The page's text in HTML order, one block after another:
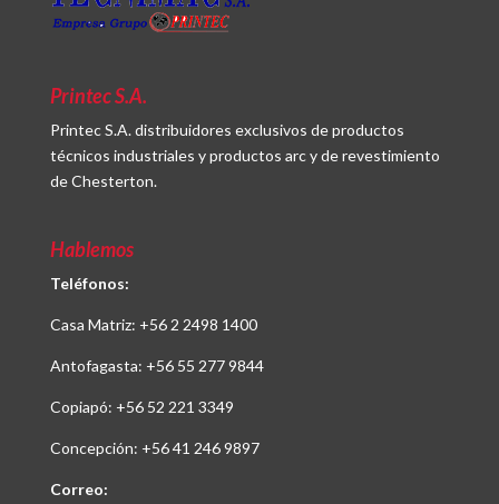
Printec S.A.
Printec S.A. distribuidores exclusivos de productos
técnicos industriales y productos arc y de revestimiento
de Chesterton.
Hablemos
Teléfonos:
Casa Matriz: +56 2 2498 1400
Antofagasta: +56 55 277 9844
Copiapó: +56 52 221 3349
Concepción: +56 41 246 9897
Correo: